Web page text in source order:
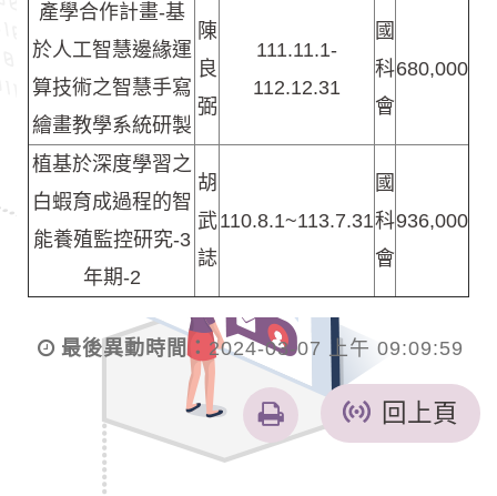
產學合作計畫-基
於人工智慧邊緣運
算技術之智慧手寫
繪畫教學系統研製
陳
良
弼
111.11.1-
112.12.31
國
科
會
680,000
植基於深度學習之
白蝦育成過程的智
能養殖監控研究-3
年期-2
胡
武
誌
110.8.1~113.7.31
國
科
會
936,000
最後異動時間： 2024-03-07 上午 09:09:59
友
善
回上頁